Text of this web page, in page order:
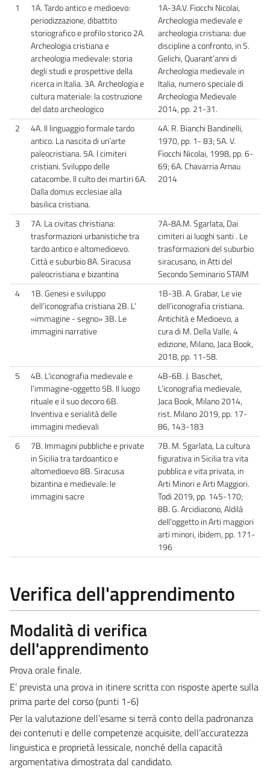
1
1A. Tardo antico e medioevo:
periodizzazione, dibattito
storiografico e profilo storico 2A.
Archeologia cristiana e
archeologia medievale: storia
degli studi e prospettive della
ricerca in Italia. 3A. Archeologia e
cultura materiale: la costruzione
del dato archeologico
1A-3A.V. Fiocchi Nicolai,
Archeologia medievale e
archeologia cristiana: due
discipline a confronto, in S.
Gelichi, Quarant’anni di
Archeologia medievale in
Italia, numero speciale di
Archeologia Medievale
2014, pp. 21-31.
2
4A. Il linguaggio formale tardo
antico. La nascita di un’arte
paleocristiana. 5A. I cimiteri
cristiani. Sviluppo delle
catacombe. Il culto dei martiri 6A.
Dalla domus ecclesiae alla
basilica cristiana.
4A. R. Bianchi Bandinelli,
1970, pp. 1- 83; 5A. V.
Fiocchi Nicolai, 1998, pp. 6-
69; 6A. Chavarria Arnau
2014
3
7A. La civitas christiana:
trasformazioni urbanistiche tra
tardo antico e altomedioevo.
Città e suburbio 8A. Siracusa
paleocristiana e bizantina
7A-8A.M. Sgarlata, Dai
cimiteri ai luoghi santi . Le
trasformazioni del suburbio
siracusano, in Atti del
Secondo Seminario STAIM
4
1B. Genesi e sviluppo
dell’iconografia cristiana 2B. L’
«immagine - segno» 3B. Le
immagini narrative
1B-3B. A. Grabar, Le vie
dell’iconografia cristiana.
Antichità e Medioevo, a
cura di M. Della Valle, 4
edizione, Milano, Jaca Book,
2018, pp. 11-58.
5
4B. L’iconografia medievale e
l’immagine-oggetto 5B. Il luogo
rituale e il suo decoro 6B.
Inventiva e serialità delle
immagini medievali
4B-6B. J. Baschet,
L’iconografia medievale,
Jaca Book, Milano 2014,
rist. Milano 2019, pp. 17-
86, 143-183
6
7B. Immagini pubbliche e private
in Sicilia tra tardoantico e
altomedioevo 8B. Siracusa
bizantina e medievale: le
immagini sacre
7B. M. Sgarlata, La cultura
figurativa in Sicilia tra vita
pubblica e vita privata, in
Arti Minori e Arti Maggiori.
Todi 2019, pp. 145-170;
8B. G. Arcidiacono, Aldilà
dell'oggetto in Arti maggiori
arti minori, ibidem, pp. 171-
196
Verifica dell'apprendimento
Modalità di verifica
dell'apprendimento
Prova orale finale.
E’ prevista una prova in itinere scritta con risposte aperte sulla
prima parte del corso (punti 1-6)
Per la valutazione dell’esame si terrà conto della padronanza
dei contenuti e delle competenze acquisite, dell’accuratezza
linguistica e proprietà lessicale, nonché della capacità
argomentativa dimostrata dal candidato.